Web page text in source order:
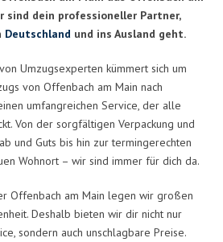
sind dein professioneller Partner,
Deutschland und ins Ausland geht.
Umzugsexperten kümmert sich um
von Offenbach am Main nach
umfangreichen Service, der alle
Von der sorgfältigen Verpackung und
und Guts bis hin zur termingerechten
Wohnort – wir sind immer für dich da.
Offenbach am Main legen wir großen
Deshalb bieten wir dir nicht nur
sondern auch unschlagbare Preise.